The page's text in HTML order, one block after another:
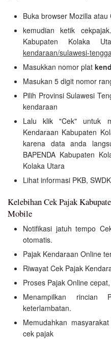
Buka browser Mozilla atau
kemudian ketik
Kabupaten Kolaka
kendaraan/sulawesi-
Masukkan nomor plat
Masukan 5 digit nomor
Pilih Provinsi Sulawesi
kendaraan
Lalu klik "Cek" untuk
Kendaraan Kabupaten
karena data anda
BAPENDA Kabupaten
Kolaka Utara
Lihat informasi PKB,
Kelebihan Cek Pajak
Mobile
Notifikasi jatuh tempo
otomatis.
Pajak Kendaraan Online
Riwayat Cek Pajak
Proses Pajak Online
Menampilkan rincian
keterlambatan.
Memudahkan
cek pajak